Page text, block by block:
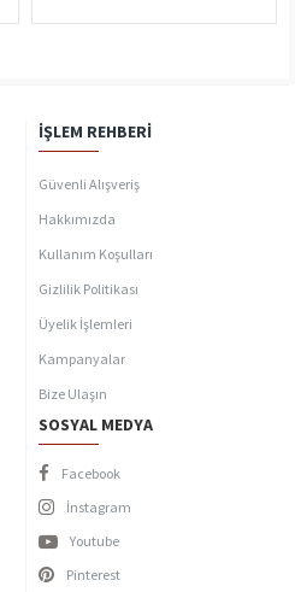
İŞLEM REHBERI
Güvenli Alışveriş
Hakkımızda
Kullanım Koşulları
Gizlilik Politikası
Üyelik İşlemleri
Kampanyalar
Bize Ulaşın
SOSYAL MEDYA
Facebook
İnstagram
Youtube
Pinterest